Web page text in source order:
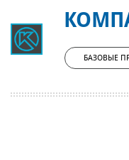
БАЗОВЫЕ